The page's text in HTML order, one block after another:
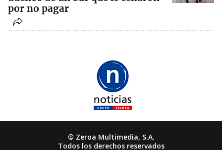
por no pagar
© Zeroa Multimedia, S.A.
Todos los derechos reservados